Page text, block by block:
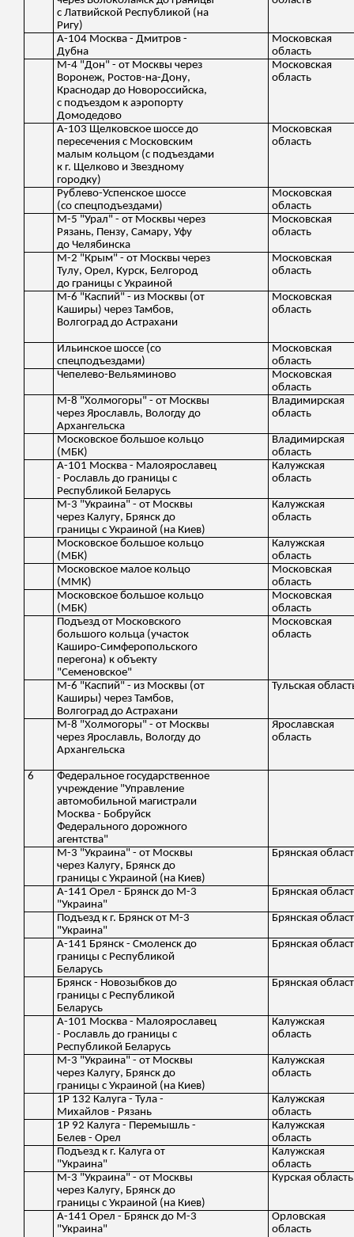
с Латвийской Республикой (на
Ригу)
А-104 Москва - Дмитров -
Дубна
Московская
область
М-4 "Дон" - от Москвы через
Воронеж, Ростов-на-Дону,
Краснодар до Новороссийска,
с подъездом к аэропорту
Домодедово
Московская
область
А-103 Щелковское шоссе до
пересечения с Московским
малым кольцом (с подъездами
к г. Щелково и Звездному
городку)
Московская
область
Рублево-Успенское шоссе
(со спецподъездами)
Московская
область
М-5 "Урал" - от Москвы через
Рязань, Пензу, Самару, Уфу
до Челябинска
Московская
область
М-2 "Крым" - от Москвы через
Тулу, Орел, Курск, Белгород
до границы с Украиной
Московская
область
М-6 "Каспий" - из Москвы (от
Каширы) через Тамбов,
Волгоград до Астрахани
Московская
область
Ильинское шоссе (со
спецподъездами)
Московская
область
Чепелево-Вельяминово
Московская
область
М-8 "Холмогоры" - от Москвы
через Ярославль, Вологду до
Архангельска
Владимирская
область
Московское большое кольцо
(МБК)
Владимирская
область
А-101 Москва - Малоярославец
- Рославль до границы с
Республикой Беларусь
Калужская
область
М-3 "Украина" - от Москвы
через Калугу, Брянск до
границы с Украиной (на Киев)
Калужская
область
Московское большое кольцо
(МБК)
Калужская
область
Московское малое кольцо
(ММК)
Московская
область
Московское большое кольцо
(МБК)
Московская
область
Подъезд от Московского
большого кольца (участок
Каширо-Симферопольского
перегона) к объекту
"Семеновское"
Московская
область
М-6 "Каспий" - из Москвы (от
Каширы) через Тамбов,
Волгоград до Астрахани
Тульская
М-8 "Холмогоры" - от Москвы
через Ярославль, Вологду до
Архангельска
Ярославская
область
6
Федеральное государственное
учреждение "Управление
автомобильной магистрали
Москва - Бобруйск
Федерального дорожного
агентства"
М-3 "Украина" - от Москвы
через Калугу, Брянск до
границы с Украиной (на Киев)
Брянская
А-141 Орел - Брянск до М-3
"Украина"
Брянская
Подъезд к г. Брянск от М-3
"Украина"
Брянская
А-141 Брянск - Смоленск до
границы с Республикой
Беларусь
Брянская
Брянск - Новозыбков до
границы с Республикой
Беларусь
Брянская
А-101 Москва - Малоярославец
- Рославль до границы с
Республикой Беларусь
Калужская
область
М-3 "Украина" - от Москвы
через Калугу, Брянск до
границы с Украиной (на Киев)
Калужская
область
1Р 132 Калуга - Тула -
Михайлов - Рязань
Калужская
область
1Р 92 Калуга - Перемышль -
Белев - Орел
Калужская
область
Подъезд к г. Калуга от
"Украина"
Калужская
область
М-3 "Украина" - от Москвы
через Калугу, Брянск до
границы с Украиной (на Киев)
Курская область
А-141 Орел - Брянск до М-3
"Украина"
Орловская
область